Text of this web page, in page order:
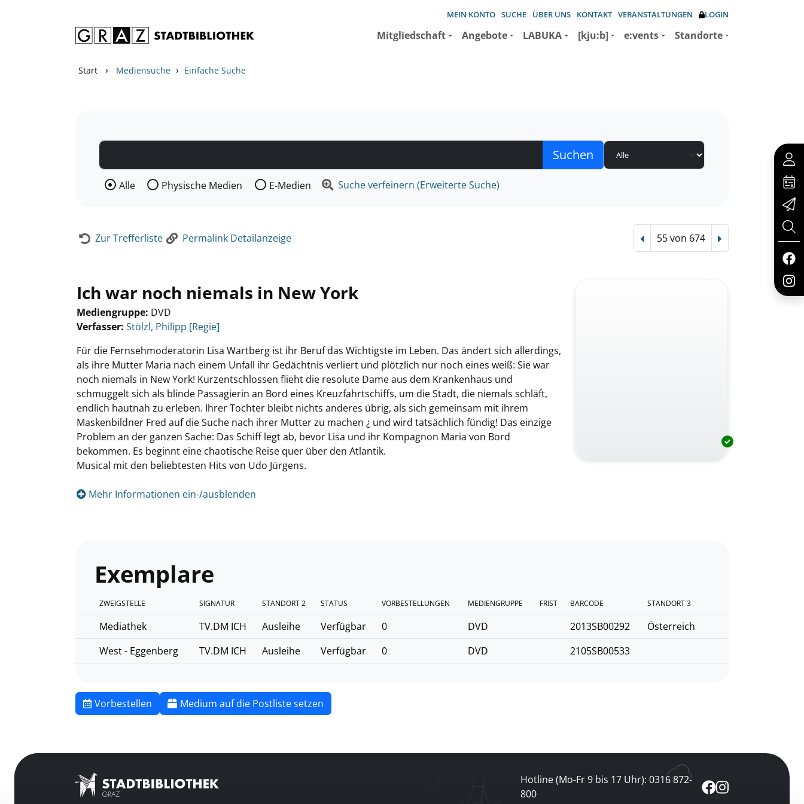
MEIN KONTO SUCHE ÜBER UNS KONTAKT VERANSTALTUNGEN LOGIN
Mitgliedschaft Angebote LABUKA [kju:b] e:vents Standorte
Start › Mediensuche › Einfache Suche
Wählen Sie die Medienart nach der Sie suchen wollen.
Alle Physische Medien E-Medien Suche verfeinern (Erweiterte Suche)
Zur Trefferliste Permalink Detailanzeige Vorheriger Treffer
55 von 674 Nächster Treffer
Ich war noch niemals in New York
Mediengruppe: DVD
Verfasser: Suche nach diesem Verfasser
Stölzl, Philipp [Regie]
Für die Fernsehmoderatorin Lisa Wartberg ist ihr Beruf das Wichtigste im Leben. Das ändert sich allerdings,
als ihre Mutter Maria nach einem Unfall ihr Gedächtnis verliert und plötzlich nur noch eines weiß: Sie war
noch niemals in New York! Kurzentschlossen flieht die resolute Dame aus dem Krankenhaus und
schmuggelt sich als blinde Passagierin an Bord eines Kreuzfahrtschiffs, um die Stadt, die niemals schläft,
endlich hautnah zu erleben. Ihrer Tochter bleibt nichts anderes übrig, als sich gemeinsam mit ihrem
Maskenbildner Fred auf die Suche nach ihrer Mutter zu machen ¿ und wird tatsächlich fündig! Das einzige
Problem an der ganzen Sache: Das Schiff legt ab, bevor Lisa und ihr Kompagnon Maria von Bord
bekommen. Es beginnt eine chaotische Reise quer über den Atlantik.
Musical mit den beliebtesten Hits von Udo Jürgens.
Mehr Informationen ein-/ausblenden
Exemplare
ZWEIGSTELLE SIGNATUR STANDORT 2 STATUS VORBESTELLUNGEN MEDIENGRUPPE FRIST BARCODE STANDORT 3
Mediathek TV.DM ICH Ausleihe Verfügbar 0 DVD 2013SB00292
Österreich
West - Eggenberg
TV.DM ICH Ausleihe Verfügbar 0 DVD 2105SB00533
Vorbestellen Medium auf die Postliste setzen
Hotline (Mo-Fr 9 bis 17 Uhr): 0316 872-
800